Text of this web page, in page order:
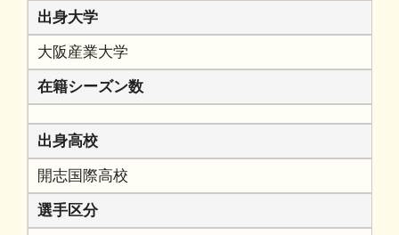
出身大学
大阪産業大学
在籍シーズン数
出身高校
開志国際高校
選手区分